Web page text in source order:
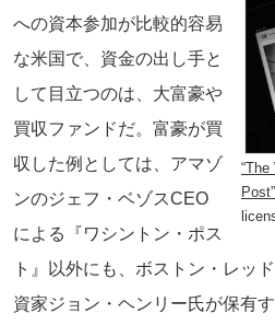
Post”
への資本参加が比較的容易
な米国で、資金の出し手と
して目立つのは、大富豪や
買収ファンドだ。富豪が買
収した例としては、アマゾ
ンのジェフ・ベゾスCEO
による『ワシントン・ポス
ト』以外にも、ボストン・レッ
資家ジョン・ヘンリー氏が保有